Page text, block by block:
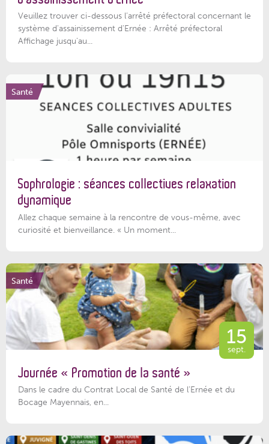
Veuillez trouver ci-dessous l’arrêté préfectoral concernant le
système d'assainissement d'Ernée : Arrêté préfectoral
Affichage jusqu'au...
Santé
Sophrologie : séances collectives relaxation
dynamique
Allez chaque semaine à la rencontre de vous-même, avec
curiosité et bienveillance. « Un moment...
Santé
15
sept.
Journée « Promotion de la santé »
Dans le cadre du Contrat Local de Santé de l’Ernée et du
Bocage Mayennais, en...